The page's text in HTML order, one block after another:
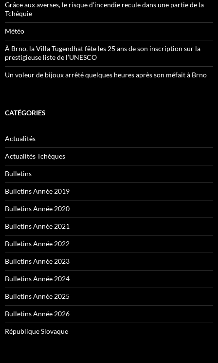
Grâce aux averses, le risque d’incendie recule dans une partie de la
Tchéquie
Météo
À Brno, la Villa Tugendhat fête les 25 ans de son inscription sur la
prestigieuse liste de l’UNESCO
Un voleur de bijoux arrêté quelques heures après son méfait à Brno
CATÉGORIES
Actualités
Actualités Tchèques
Bulletins
Bulletins Année 2019
Bulletins Année 2020
Bulletins Année 2021
Bulletins Année 2022
Bulletins Année 2023
Bulletins Année 2024
Bulletins Année 2025
Bulletins Année 2026
République Slovaque